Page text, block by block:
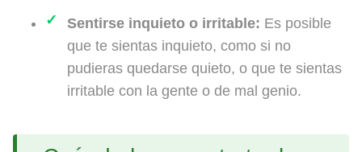
Sentirse inquieto o irritable: Es posible
que te sientas inquieto, como si no
pudieras quedarse quieto, o que te sientas
irritable con la gente o de mal genio.